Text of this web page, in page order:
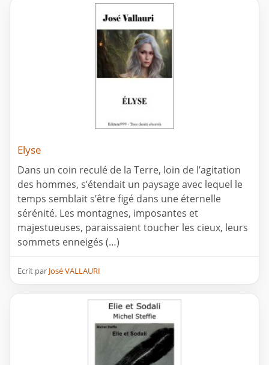
Elyse
Dans un coin reculé de la Terre, loin de l’agitation
des hommes, s’étendait un paysage avec lequel le
temps semblait s’être figé dans une éternelle
sérénité. Les montagnes, imposantes et
majestueuses, paraissaient toucher les cieux, leurs
sommets enneigés (…)
Ecrit par José VALLAURI